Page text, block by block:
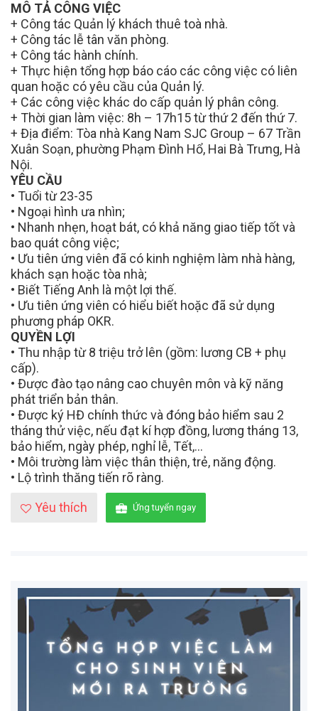
MÔ TẢ CÔNG VIỆC
+ Công tác Quản lý khách thuê toà nhà.
+ Công tác lễ tân văn phòng.
+ Công tác hành chính.
+ Thực hiện tổng hợp báo cáo các công việc có liên
quan hoặc có yêu cầu của Quản lý.
+ Các công việc khác do cấp quản lý phân công.
+ Thời gian làm việc: 8h – 17h15 từ thứ 2 đến thứ 7.
+ Địa điểm: Tòa nhà Kang Nam SJC Group – 67 Trần
Xuân Soạn, phường Phạm Đình Hổ, Hai Bà Trưng, Hà
Nội.
YÊU CẦU
• Tuổi từ 23-35
• Ngoại hình ưa nhìn;
• Nhanh nhẹn, hoạt bát, có khả năng giao tiếp tốt và
bao quát công việc;
• Ưu tiên ứng viên đã có kinh nghiệm làm nhà hàng,
khách sạn hoặc tòa nhà;
• Biết Tiếng Anh là một lợi thế.
• Ưu tiên ứng viên có hiểu biết hoặc đã sử dụng
phương pháp OKR.
QUYỀN LỢI
• Thu nhập từ 8 triệu trở lên (gồm: lương CB + phụ
cấp).
• Được đào tạo nâng cao chuyên môn và kỹ năng
phát triển bản thân.
• Được ký HĐ chính thức và đóng bảo hiểm sau 2
tháng thử việc, nếu đạt kí hợp đồng, lương tháng 13,
bảo hiểm, ngày phép, nghỉ lễ, Tết,…
• Môi trường làm việc thân thiện, trẻ, năng động.
• Lộ trình thăng tiến rõ ràng.
Yêu thích
Ứng tuyển ngay